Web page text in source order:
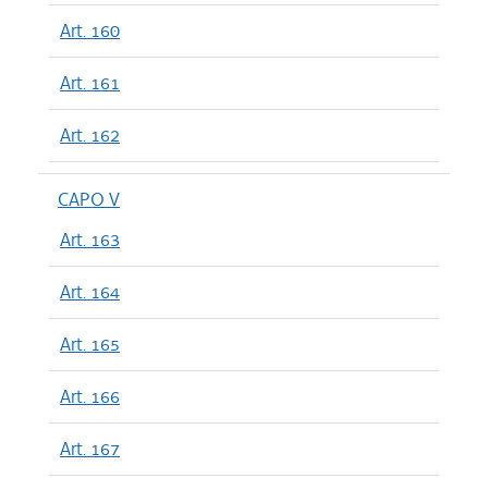
Art. 160
Art. 161
Art. 162
CAPO V
Art. 163
Art. 164
Art. 165
Art. 166
Art. 167